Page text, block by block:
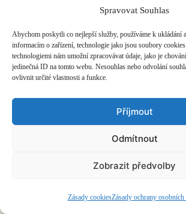
Spravovat Souhlas
Abychom poskytli co nejlepší služby, používáme k ukládání
informacím o zařízení, technologie jako jsou soubory
technologiemi nám umožní zpracovávat údaje, jako je
jedinečná ID na tomto webu. Nesouhlas nebo odvolání
ovlivnit určité vlastnosti a funkce.
Příjmout
Odmítnout
Zobrazit předvolby
Zásady cookiesZásady ochrany osobních
ČASOPIS O JINÉ HUDBĚ | vydáváHudební
©2026 HISvoice – design a adminAtelier